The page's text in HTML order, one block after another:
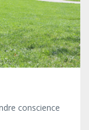
conscience